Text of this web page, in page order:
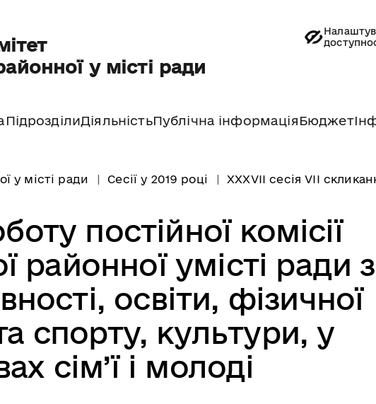
у місті ради
ПідрозділиДіяльністьПублічна інформація Бюджет
у місті ради Сесії у 2019 році ХХХVII сесія VII
постійної комісії
районної умісті ради з
освіти, фізичної
спорту, культури, у
сім’ї і молоді